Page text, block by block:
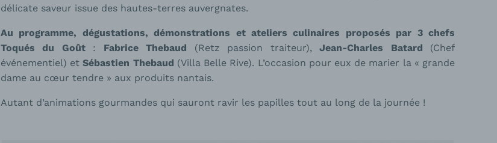
délicate saveur issue des hautes-terres auvergnates.
Au programme, dégustations, démonstrations et ateliers culinaires proposés par 3 chefs
Toqués du Goût: Fabrice Thebaud (Retz passion traiteur),Jean-Charles Batard (Chef
événementiel) etSébastien Thebaud (Villa Belle Rive). L’occasion pour eux de marier la « grande
dame au cœur tendre » aux produits nantais.
Autant d’animations gourmandes qui sauront ravir les papilles tout au long de la journée !